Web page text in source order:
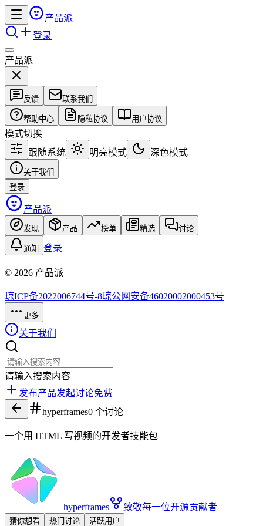
产品派
登录
产品派
反馈 联系我们
帮助中心 隐私协议 用户协议
模式切换
跟随系统
明亮模式 深色模式
关于我们
登录
产品派
发现 产品 榜单 精选 讨论
通知 登录
© 2026 产品派
琼ICP备2022006744号-8琼公网安备46020002000453号
更多
关于我们
请输入搜索内容
发布产品发起讨论免费
hyperframes0 个讨论
一个用 HTML 写视频的开发者技能包
hyperframes 致敬每一位开源贡献者
猜你想看 热门讨论 活跃用户